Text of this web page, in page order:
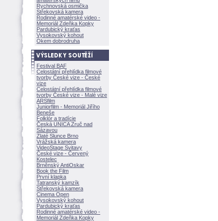
Rychnovská osmička
Střekovská kamera
Rodinné amatérské video -
Memoriál Zdeňka Kopky
Pardubický kraťas
Vysokovský kohout
Okem dobrodruha
Festival BAF
Celostátní přehlídka filmové
tvorby České vize - České
vize
Celostátní přehlídka filmové
tvorby České vize - Malé vize
ARSfilm
Juniorfilm - Memoriál Jiřího
Beneše
Folklór a tradície
Česká UNICA Zruč nad
Sázavou
Zlaté Slunce Brno
Vrážská kamera
VideoStage Svitavy
České vize - Červený
Kostelec
Brněnský AntiOskar
Book the Film
První klapka
Tatranský kamzík
Střekovská kamera
Cinema Open
Vysokovský kohout
Pardubický kraťas
Rodinné amatérské video -
Memoriál Zdeňka Kopky